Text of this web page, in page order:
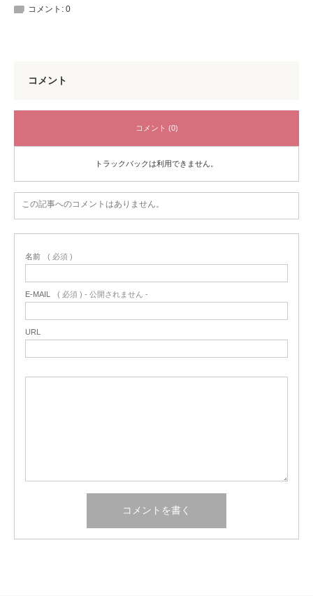
コメント: 0
コメント
コメント (0)
トラックバックは利用できません。
この記事へのコメントはありません。
名前 ( 必須 )
E-MAIL ( 必須 ) - 公開されません -
URL